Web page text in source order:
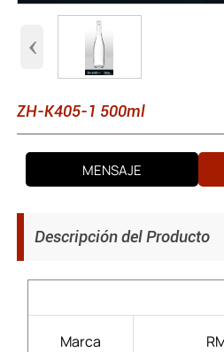
‹
ZH-K405-1 500ml
MENSAJE
Descripción del Producto
Marca